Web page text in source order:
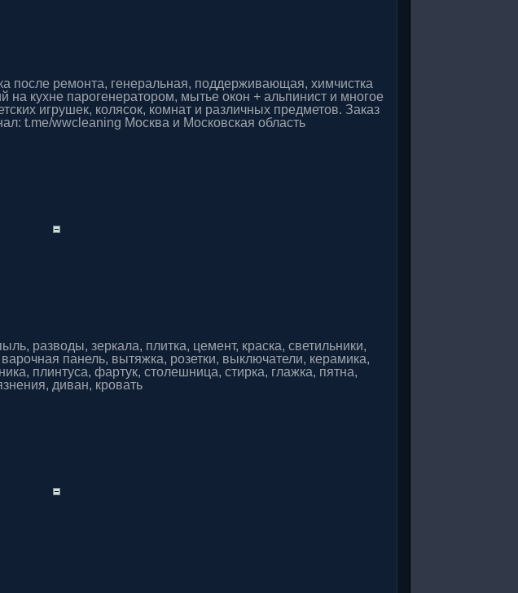
после ремонта, генеральная, поддерживающая, химчистка
кухне парогенератором, мытье окон + альпинист и многое
игрушек, колясок, комнат и различных предметов. Заказ
t.me/wwcleaning Москва и Московская область
разводы, зеркала, плитка, цемент, краска, светильники,
панель, вытяжка, розетки, выключатели, керамика,
плинтуса, фартук, столешница, стирка, глажка, пятна,
диван, кровать